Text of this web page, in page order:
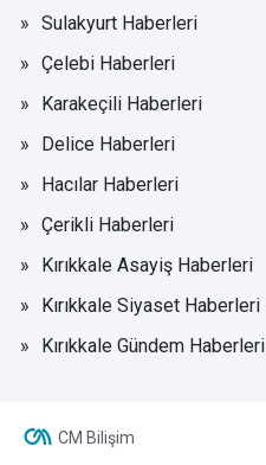
Sulakyurt Haberleri
Çelebi Haberleri
Karakeçili Haberleri
Delice Haberleri
Hacılar Haberleri
Çerikli Haberleri
Kırıkkale Asayiş Haberleri
Kırıkkale Siyaset Haberleri
Kırıkkale Gündem Haberleri
CM Bilişim